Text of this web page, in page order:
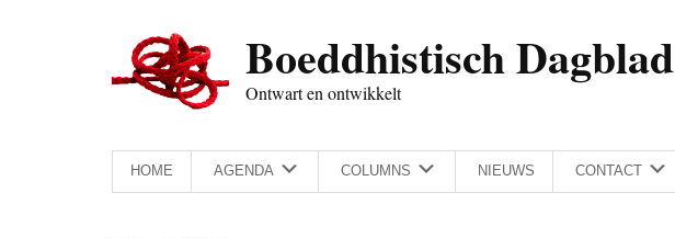
Boeddhistisch Dagblad
Ontwart en ontwikkelt
HOME AGENDA COLUMNS NIEUWS CONTACT